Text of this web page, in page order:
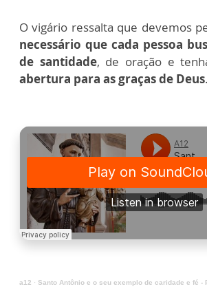
O vigário ressalta que devemos
necessário que cada pessoa
de santidade, de oração e
abertura para as graças de Deus
a12 · Santo Antônio e o seu exemplo de caridade e fé -